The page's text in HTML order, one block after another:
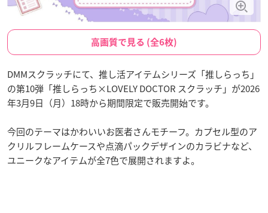
高画質で見る (全6枚)
DMMスクラッチにて、推し活アイテムシリーズ「推しらっち」
の第10弾「推しらっち×LOVELY DOCTOR スクラッチ」が2026
年3月9日（月）18時から期間限定で販売開始です。
今回のテーマはかわいいお医者さんモチーフ。カプセル型のア
クリルフレームケースや点滴パックデザインのカラビナなど、
ユニークなアイテムが全7色で展開されますよ。